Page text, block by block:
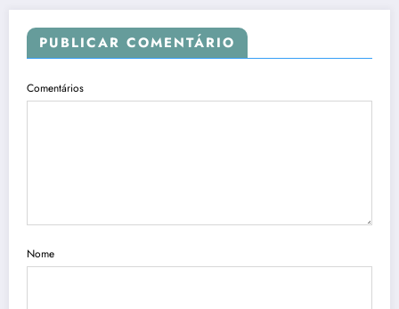
PUBLICAR COMENTÁRIO
Comentários
Nome